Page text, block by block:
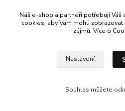
16 490 Kč ks
13 628,10 Kčbez
1 - 3 dny
Náš e-shop a partneři potřebují
cookies, aby Vám mohli zobrazovat
zájmů. Více o
Nastavení
Souhlas můžete